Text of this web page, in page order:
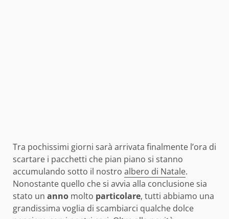
Tra pochissimi giorni sarà arrivata finalmente l’ora di
scartare i pacchetti che pian piano si stanno
accumulando sotto il nostro albero di Natale.
Nonostante quello che si avvia alla conclusione sia
stato un anno molto particolare, tutti abbiamo una
grandissima voglia di scambiarci qualche dolce